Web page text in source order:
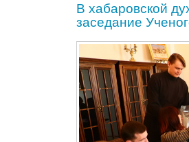
В хабаровской
заседание